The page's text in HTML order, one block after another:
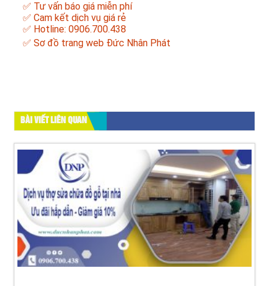
✅ Tư vấn báo giá miễn phí
✅ Cam kết dịch vụ giá rẻ
✅ Hotline: 0906.700.438
✅ Sơ đồ trang web Đức Nhân Phát
BÀI VIẾT LIÊN QUAN